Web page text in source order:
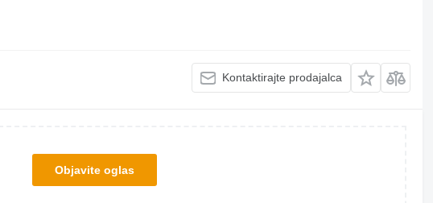
Kontaktirajte prodajalca
Objavite oglas